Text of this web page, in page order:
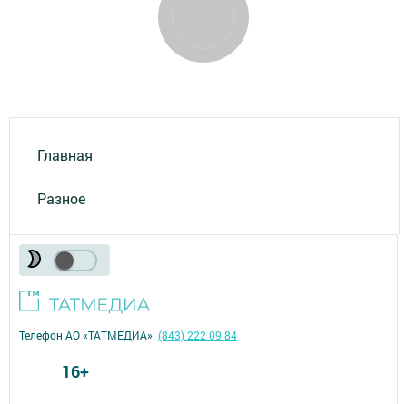
Главная
Разное
Телефон АО «ТАТМЕДИА»:(843) 222 09 84
16+